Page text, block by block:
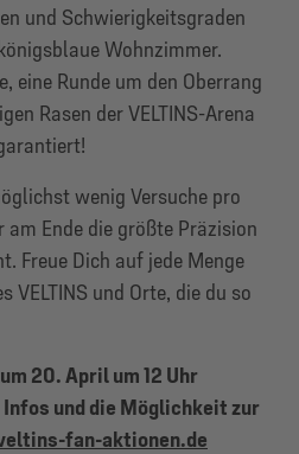
und Schwierigkeitsgraden
Wohnzimmer.
eine Runde um den Oberrang
Rasen der VELTINS-Arena
wenig Versuche pro
am Ende die größte Präzision
Freue Dich auf jede Menge
VELTINS und Orte, die du so
20. April um 12 Uhr
und die Möglichkeit zur
fan-aktionen.de